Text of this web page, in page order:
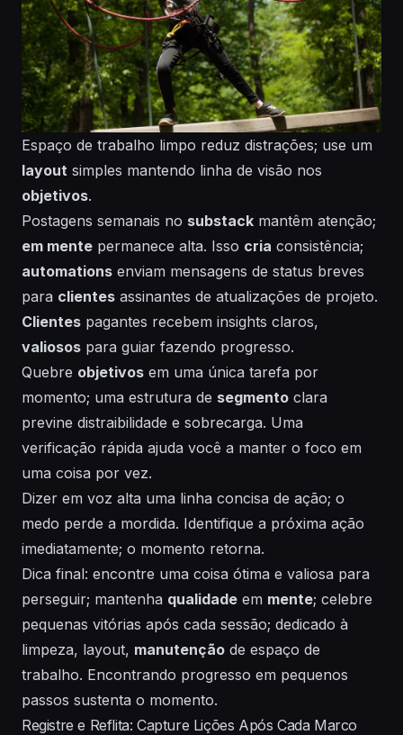
Espaço de trabalho limpo reduz distrações; use um
layout simples mantendo linha de visão nos
objetivos.
Postagens semanais no substack mantêm atenção;
em mente permanece alta. Isso cria consistência;
automations enviam mensagens de status breves
para clientes assinantes de atualizações de projeto.
Clientes pagantes recebem insights claros,
valiosos para guiar fazendo progresso.
Quebre objetivos em uma única tarefa por
momento; uma estrutura de segmento clara
previne distraibilidade e sobrecarga. Uma
verificação rápida ajuda você a manter o foco em
uma coisa por vez.
Dizer em voz alta uma linha concisa de ação; o
medo perde a mordida. Identifique a próxima ação
imediatamente; o momento retorna.
Dica final: encontre uma coisa ótima e valiosa para
perseguir; mantenha qualidade em mente; celebre
pequenas vitórias após cada sessão; dedicado à
limpeza, layout, manutenção de espaço de
trabalho. Encontrando progresso em pequenos
passos sustenta o momento.
Registre e Reflita: Capture Lições Após Cada Marco